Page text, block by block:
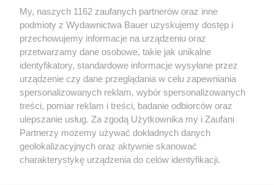
od gwiazd i wielkich emocji
EWA ANNA BARYŁKIEWICZ
KULTURA
My, naszych 1162 zaufanych partnerów oraz inne
podmioty z Wydawnictwa Bauer uzyskujemy dostęp i
przechowujemy informacje na urządzeniu oraz
przetwarzamy dane osobowe, takie jak unikalne
identyfikatory, standardowe informacje wysyłane przez
urządzenie czy dane przeglądania w celu zapewniania
spersonalizowanych reklam, wybór spersonalizowanych
treści, pomiar reklam i treści, badanie odbiorców oraz
ulepszanie usług. Za zgodą Użytkownika my i Zaufani
Partnerzy możemy używać dokładnych danych
geolokalizacyjnych oraz aktywnie skanować
charakterystykę urządzenia do celów identyfikacji.